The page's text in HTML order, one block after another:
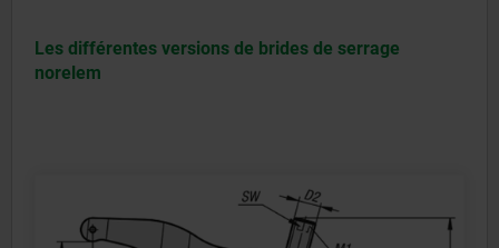
Les différentes versions de brides de serrage
norelem